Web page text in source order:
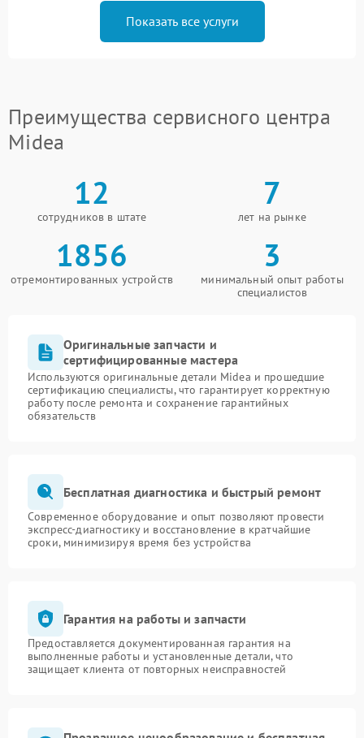
Показать все услуги
Преимущества сервисного центра
Midea
12
сотрудников в штате
7
лет на рынке
1856
отремонтированных устройств
3
минимальный опыт работы
специалистов
Оригинальные запчасти и
сертифицированные мастера
Используются оригинальные детали Midea и прошедшие
сертификацию специалисты, что гарантирует корректную
работу после ремонта и сохранение гарантийных
обязательств
Бесплатная диагностика и быстрый ремонт
Современное оборудование и опыт позволяют провести
экспресс-диагностику и восстановление в кратчайшие
сроки, минимизируя время без устройства
Гарантия на работы и запчасти
Предоставляется документированная гарантия на
выполненные работы и установленные детали, что
защищает клиента от повторных неисправностей